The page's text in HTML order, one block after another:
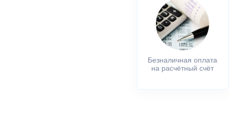
Безналичная оплата
на расчётный счёт